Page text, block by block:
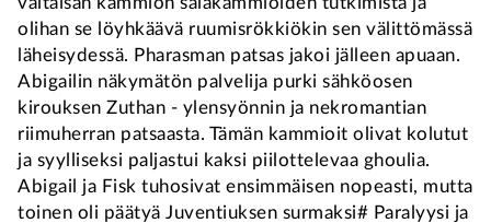
olihan se löyhkäävä ruumisrökkiökin sen välittömässä
läheisydessä. Pharasman patsas jakoi jälleen apuaan.
Abigailin näkymätön palvelija purki sähköosen
kirouksen Zuthan - ylensyönnin ja nekromantian
riimuherran patsaasta. Tämän kammioit olivat kolutut
ja syylliseksi paljastui kaksi piilottelevaa ghoulia.
Abigail ja Fisk tuhosivat ensimmäisen nopeasti, mutta
toinen oli päätyä Juventiuksen surmaksi# Paralyysi ja